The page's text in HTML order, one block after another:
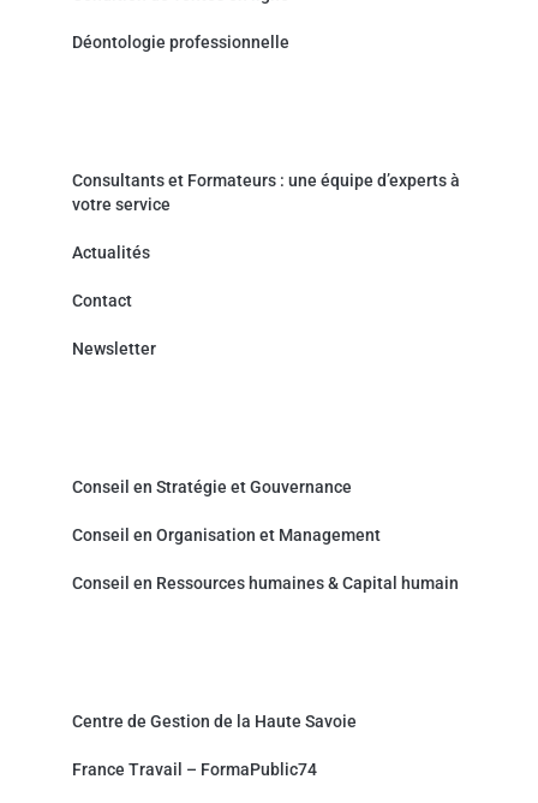
Déontologie professionnelle
Consultants et Formateurs : une équipe d’experts à
votre service
Actualités
Contact
Newsletter
Conseil en Stratégie et Gouvernance
Conseil en Organisation et Management
Conseil en Ressources humaines & Capital humain
Centre de Gestion de la Haute Savoie
France Travail – FormaPublic74